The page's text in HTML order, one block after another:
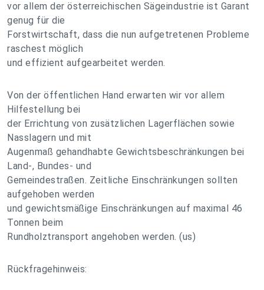
vor allem der österreichischen Sägeindustrie ist Garant
genug für die
Forstwirtschaft, dass die nun aufgetretenen Probleme
raschest möglich
und effizient aufgearbeitet werden.
Von der öffentlichen Hand erwarten wir vor allem
Hilfestellung bei
der Errichtung von zusätzlichen Lagerflächen sowie
Nasslagern und mit
Augenmaß gehandhabte Gewichtsbeschränkungen bei
Land-, Bundes- und
Gemeindestraßen. Zeitliche Einschränkungen sollten
aufgehoben werden
und gewichtsmäßige Einschränkungen auf maximal 46
Tonnen beim
Rundholztransport angehoben werden. (us)
Rückfragehinweis: